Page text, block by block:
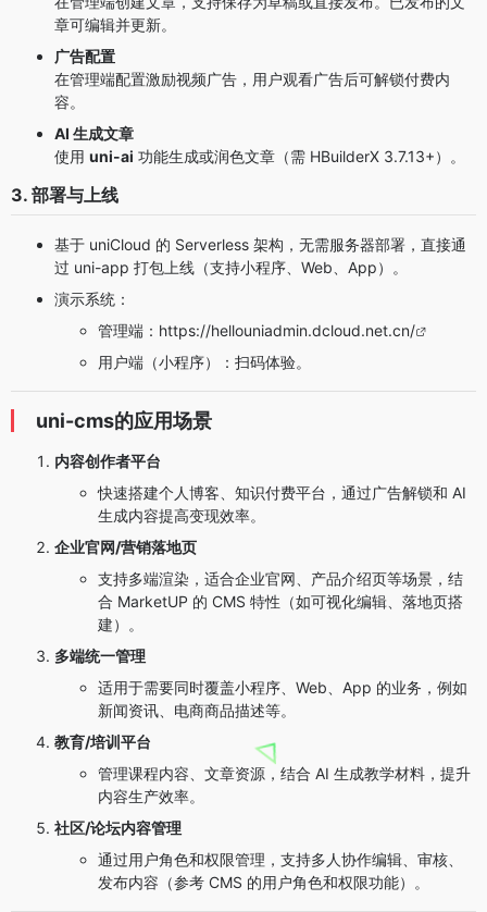
章可编辑并更新。
广告配置
在管理端配置激励视频广告，用户观看广告后可解锁付费内
容。
AI 生成文章
使用 uni-ai 功能生成或润色文章（需 HBuilderX 3.7.13+）。
3. 部署与上线
基于 uniCloud 的 Serverless 架构，无需服务器部署，直接通
过 uni-app 打包上线（支持小程序、Web、App）。
演示系统：
管理端： https://hellouniadmin.dcloud.net.cn/
用户端（小程序）：扫码体验。
uni-cms的应用场景
内容创作者平台
快速搭建个人博客、知识付费平台，通过广告解锁和 AI
生成内容提高变现效率。
企业官网/营销落地页
支持多端渲染，适合企业官网、产品介绍页等场景，结
合 MarketUP 的 CMS 特性（如可视化编辑、落地页搭
建）。
多端统一管理
适用于需要同时覆盖小程序、Web、App 的业务，例如
新闻资讯、电商商品描述等。
教育/培训平台
管理课程内容、文章资源，结合 AI 生成教学材料，提升
内容生产效率。
社区/论坛内容管理
通过用户角色和权限管理，支持多人协作编辑、审核、
发布内容（参考 CMS 的用户角色和权限功能）。